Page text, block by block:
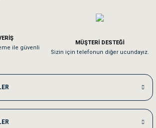
Uygun fiyatta olması iyi.
bir sonraki gün elime ulaştı. Jack russell köpeğim
ile güvenli
MÜŞTERİ DESTEĞİ
Sizin için telefonun diğer ucundayız.